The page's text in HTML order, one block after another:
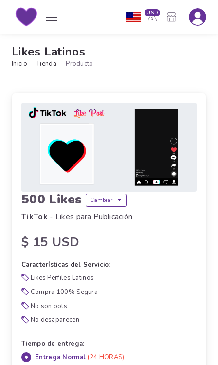
USD
Likes Latinos
Inicio Tienda Producto
500 Likes Cambiar
TikTok - Likes para Publicación
$ 15 USD
Características del Servicio:
Likes Perfiles Latinos
Compra 100% Segura
No son bots
No desaparecen
Tiempo de entrega:
Entrega Normal (24 HORAS)